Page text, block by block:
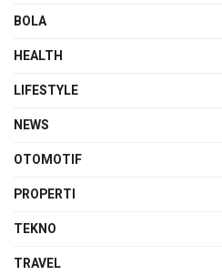
BOLA
HEALTH
LIFESTYLE
NEWS
OTOMOTIF
PROPERTI
TEKNO
TRAVEL